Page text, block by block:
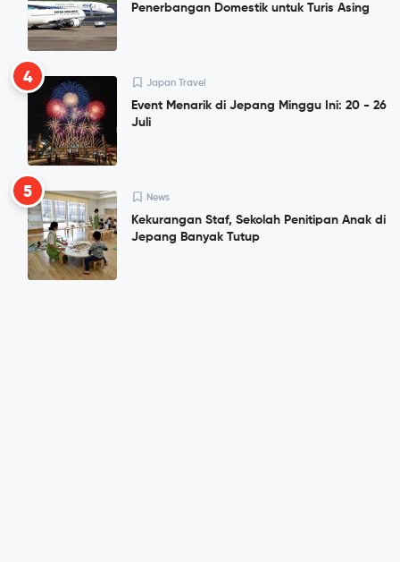
Penerbangan Domestik untuk Turis Asing
4 Japan Travel
Event Menarik di Jepang Minggu Ini: 20 - 26
Juli
5 News
Kekurangan Staf, Sekolah Penitipan Anak di
Jepang Banyak Tutup